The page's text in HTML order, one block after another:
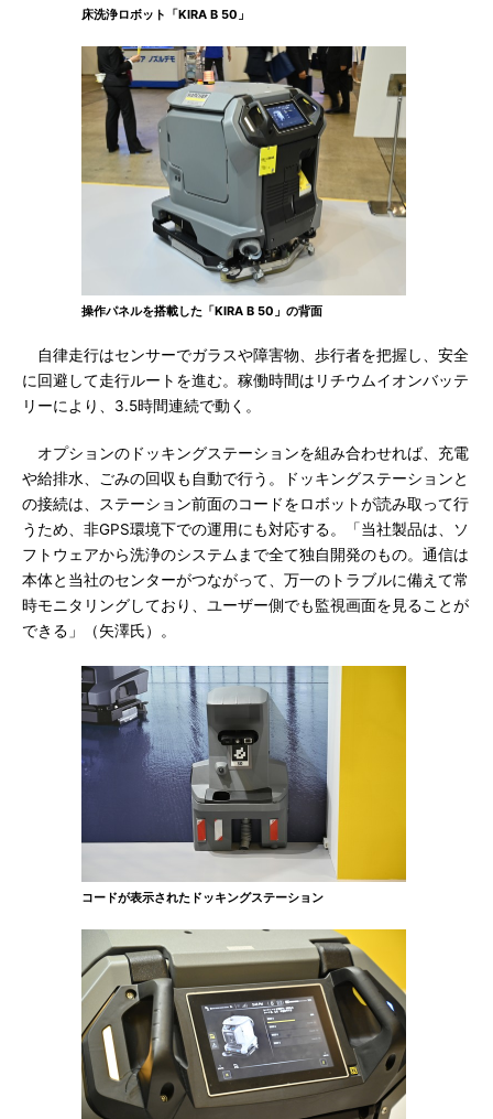
床洗浄ロボット「KIRA B 50」
操作パネルを搭載した「KIRA B 50」の背面
自律走行はセンサーでガラスや障害物、歩行者を把握し、安全
に回避して走行ルートを進む。稼働時間はリチウムイオンバッテ
リーにより、3.5時間連続で動く。
オプションのドッキングステーションを組み合わせれば、充電
や給排水、ごみの回収も自動で行う。ドッキングステーションと
の接続は、ステーション前面のコードをロボットが読み取って行
うため、非GPS環境下での運用にも対応する。「当社製品は、ソ
フトウェアから洗浄のシステムまで全て独自開発のもの。通信は
本体と当社のセンターがつながって、万一のトラブルに備えて常
時モニタリングしており、ユーザー側でも監視画面を見ることが
できる」（矢澤氏）。
コードが表示されたドッキングステーション